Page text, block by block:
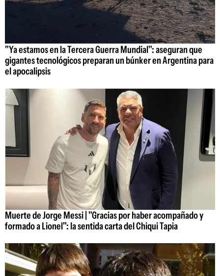
"Ya estamos en la Tercera Guerra Mundial": aseguran que
gigantes tecnológicos preparan un búnker en Argentina para
el apocalipsis
Muerte de Jorge Messi | "Gracias por haber acompañado y
formado a Lionel": la sentida carta del Chiqui Tapia